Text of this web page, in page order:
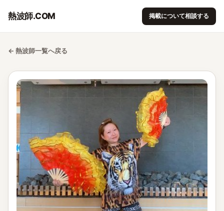
熱波師.COM 掲載について相談する
← 熱波師一覧へ戻る